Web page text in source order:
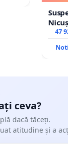
și47
ceva?
dacă tăceți.
atitudine și a